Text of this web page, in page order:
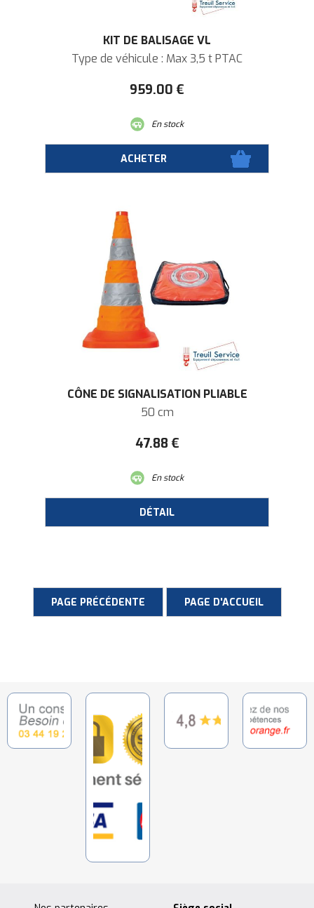
KIT DE BALISAGE VL
Type de véhicule : Max 3,5 t PTAC
959.00 €
En stock
CÔNE DE SIGNALISATION PLIABLE
50 cm
47.88 €
En stock